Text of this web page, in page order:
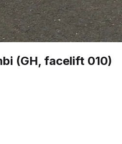
(GH, facelift 010)